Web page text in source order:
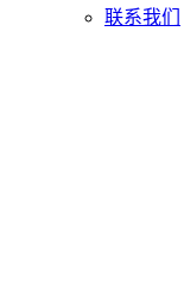
联系我们